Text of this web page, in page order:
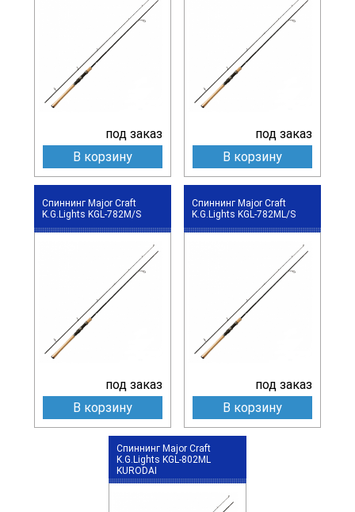
под заказ
В корзину
под заказ
В корзину
Спиннинг Major Craft
K.G.Lights KGL-782M/S
под заказ
В корзину
Спиннинг Major Craft
K.G.Lights KGL-782ML/S
под заказ
В корзину
Спиннинг Major Craft
K.G.Lights KGL-802ML
KURODAI